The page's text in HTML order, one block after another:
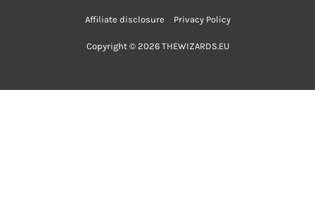
Affiliate disclosure Privacy Policy
Copyright © 2026 THEWIZARDS.EU